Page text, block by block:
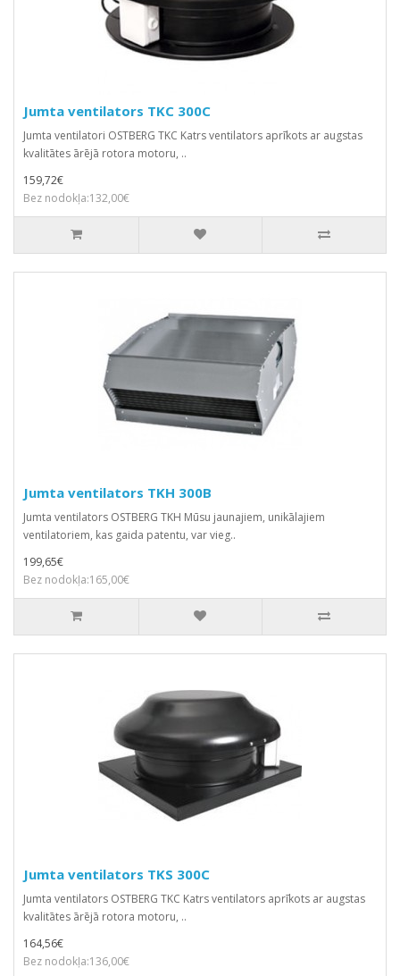
Jumta ventilators TKC 300C
Jumta ventilatori OSTBERG TKC Katrs ventilators aprīkots ar augstas
kvalitātes ārējā rotora motoru, ..
159,72€
Bez nodokļa:132,00€
Jumta ventilators TKH 300B
Jumta ventilators OSTBERG TKH Mūsu jaunajiem, unikālajiem
ventilatoriem, kas gaida patentu, var vieg..
199,65€
Bez nodokļa:165,00€
Jumta ventilators TKS 300C
Jumta ventilators OSTBERG TKC Katrs ventilators aprīkots ar augstas
kvalitātes ārējā rotora motoru, ..
164,56€
Bez nodokļa:136,00€